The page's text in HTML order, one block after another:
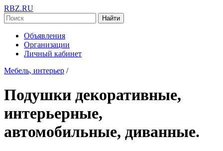
RBZ.RU
Найти
Объявления
Организации
Личный кабинет
Мебель, интерьер /
Подушки декоративные,
интерьерные,
автомобильные, диванные.